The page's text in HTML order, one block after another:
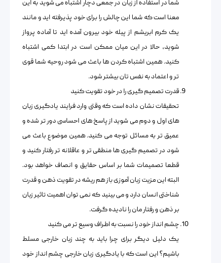
شما در استفاده از زبان در جمعی دچار اشتباه می شوید به این
معنا است که شما این چالش را برای خود پذیرفته اید و مانند
یک کرم ابریشم از پیله خود بیرون آمده اید تا آماده پرواز
شوید، حالا در این میان ممکن است در ابتدا کمی اشتباه
کنید. همین اشتباه کردن ها باعث می شود روحیه شما قوی
تر و اعتماد به نفس تان بیشتر شود.
قدرت تصمیم گیری را در خود تقویت کنید
تحقیقات نشان داده است که وقتی وارد فرایند یادگیری زبان
های اول و دوم می شوید از پاسخ های احساسی دور تر شده و
عمیق تر به مسائل توجه می کنید. همین موضوع باعث می
شود در تصمیم گیری ها منطقی تر و عاقلانه تر رفتار کنید و
قطعا تصمیمات شما بر اساس حقایق و انصاف خواهد بود.
البته این مزیت زبان آموزی باز هم ریشه در تقویت ذهن و قدرت
شناختی انسان دارد و می بینید که نمی توان اهمیت تاثیر زبان
بر ذهن و رفتار مان را نادیده گرفت.
چشم انداز خود را نسبت به اطراف وسیع تر می کنید
یک دلیل دیگر برای چرا باید به چند زبان خارجی مسلط
باشیم؟ این است که با یادگیری زبان خارجی چشم انداز خود